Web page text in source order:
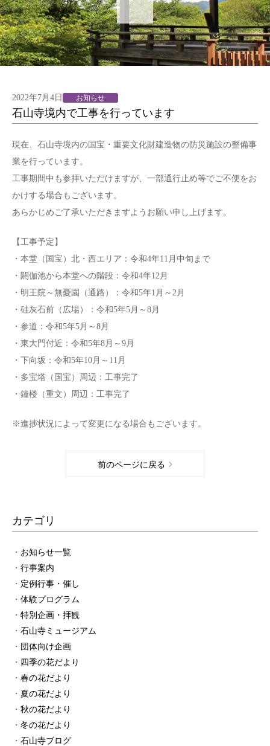
2022年7月4日 お知らせ
石山寺境内で工事を行っています
現在、石山寺境内の国宝・重要文化財建造物の防災施設の整備事
業を行っています。
工事期間中も参拝いただけますが、一部通行止め等でご不便をお
かけする場合もございます。
あらかじめご了承いただきますようお願い申し上げます。
【工事予定】
・本堂（国宝）北・西エリア：令和4年11月中旬まで
・閼伽池から本堂への階段：令和4年12月
・明王院～無憂園（通路）：令和5年1月～2月
・硅灰石前（広場）：令和5年5月～8月
・参道：令和5年5月～8月
・東大門付近：令和5年8月～9月
・下向坂：令和5年10月～11月
・多宝塔（国宝）周辺：工事完了
・鐘楼（重文）周辺：工事完了
※進捗状況によって変更になる場合もございます。
前のページに戻る
カテゴリ
お知らせ一覧
行事案内
定例行事・催し
体験プログラム
特別企画・拝観
石山寺ミュージアム
団体向け企画
四季の花だより
春の花だより
夏の花だより
秋の花だより
冬の花だより
石山寺ブログ